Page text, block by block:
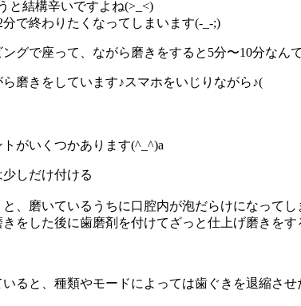
と結構辛いですよね(>_<)
で終わりたくなってしまいます(-_-;)
グで座って、ながら磨きをすると 5分〜10分なん
磨きをしています♪スマホをいじ りながら♪(
がいくつかあります(^_^)a
しだけ付ける
、磨いているうちに口腔内が泡だらけになって
をした後に歯磨剤を付けてざっと仕上げ磨きをす
ると、種類やモードによっては歯ぐきを退縮さ